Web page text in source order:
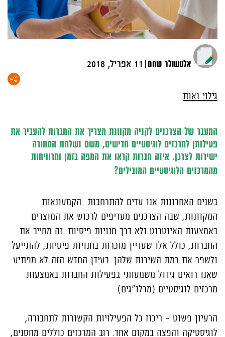
אלטשולר שחם| 11 אפריל, 2018
גילוי נאות
המעבר של הצרכנים לקניה מקוונת מצריך את החברות להעביר את
פעילותן למרכזים לוגיסטיים חדישים, משם נשלחת הסחורה
ישירות לצרכן. איזה חברות קראו את המפה בזמן ומרוויחות
מהמרכזים הלוגיסטיים המובילים?
בשנים האחרונות אנו עדים להתרחבות הקמעונאות
המקוונות, שבה הצרכנים מעדיפים לרכוש את המוצרים
באמצעות האינטרנט ולא דרך חנויות פיסיות. זה מחייב את
החברות, כולל אלו שעדיין מוכרות בחנויות פיסיות, להתייעל
ולשפר את רמת השירות שלהן. בעידן החדש הזה לא מפתיע
שאנו רואים גידול משמעותי בפעילות החברות באמצעות
מרכזים לוגיסטיים (מרלו"גים).
הרעיון פשוט - ריכוז כל הפעילויות הקשורות לתחבורה,
לוגיסטיקה והפצה במקום אחד. רוב המרכזים כוללים מחסנים,